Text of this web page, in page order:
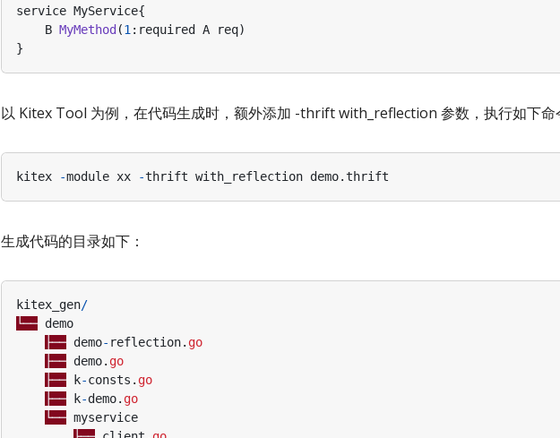
service MyService{
B MyMethod (1 : required A req)
}
以 Kitex Tool 为例，在代码生成时，额外添加 -thrift with_reflection 参数，执行如下命
kitex -module xx -thrift with_reflection demo.thrift
生成代码的目录如下：
kitex_gen/
└── demo
├── demo- reflection. go
├── demo. go
├──
k-consts . go
├──
k-demo. go
└── myservice